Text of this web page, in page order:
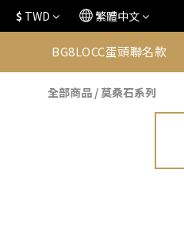
$ TWD 繁體中文
BG8LOCC蛋頭聯名款
全部商品 / 莫桑石系列